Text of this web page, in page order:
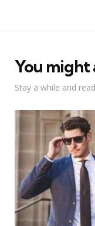
You might
Stay a while and